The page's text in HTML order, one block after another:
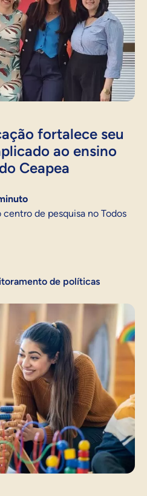
fortalece seu
ao ensino
Ceapea
centro de pesquisa no Todos
de políticas